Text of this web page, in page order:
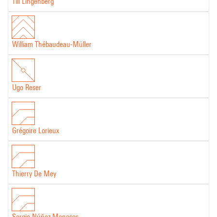
William Thébaudeau-Müller
Ugo Reser
Grégoire Lorieux
Thierry De Mey